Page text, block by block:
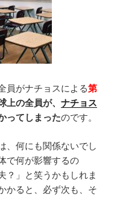
員がナチョスによる第
上の全員が、 ナチョス
ってしまったのです。
、何にも関係ないでし
で何が影響するの
？」と笑うかもしれま
かると、必ず次も、そ